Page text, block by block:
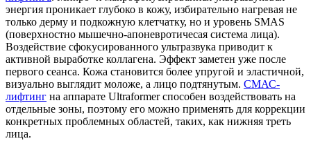
энергия проникает глубоко в кожу, избирательно нагревая не
только дерму и подкожную клетчатку, но и уровень SMAS
(поверхностно мышечно-апоневротичесая система лица).
Воздействие сфокусированного ультразвука приводит к
активной выработке коллагена. Эффект заметен уже после
первого сеанса. Кожа становится более упругой и эластичной,
визуально выглядит моложе, а лицо подтянутым. СМАС-
лифтинг на аппарате Ultraformer способен воздействовать на
отдельные зоны, поэтому его можно применять для коррекции
конкретных проблемных областей, таких, как нижняя треть
лица.